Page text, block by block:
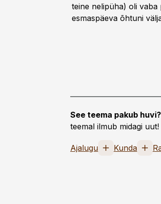
teine nelipüha) oli vaba
esmaspäeva õhtuni
See teema pakub huvi?
teemal ilmub midagi uut!
Ajalugu Kunda